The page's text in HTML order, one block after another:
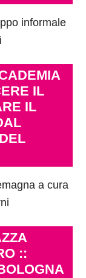
informale
IL
IL
a cura
::